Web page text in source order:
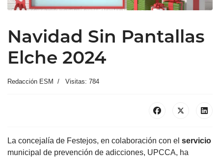
Navidad Sin Pantallas
Elche 2024
Redacción ESM Visitas: 784
La concejalía de Festejos, en colaboración con el servicio
municipal de prevención de adicciones, UPCCA, ha